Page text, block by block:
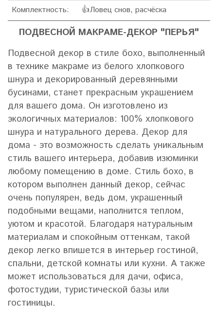
Комплектность: 👍Ловец снов, расчёска
ПОДВЕСНОЙ МАКРАМЕ-ДЕКОР "ПЕРЬЯ"
Подвесной декор в стиле бохо, выполненный
в технике макраме из белого хлопкового
шнура и декорированный деревянными
бусинами, станет прекрасным украшением
для вашего дома. Он изготовлено из
экологичных материалов: 100% хлопкового
шнура и натурального дерева. Декор для
дома - это возможность сделать уникальным
стиль вашего интерьера, добавив изюминки
любому помещению в доме. Стиль бохо, в
котором выполнен данный декор, сейчас
очень популярен, ведь дом, украшенный
подобными вещами, наполнится теплом,
уютом и красотой. Благодаря натуральным
материалам и спокойным оттенкам, такой
декор легко впишется в интерьер гостиной,
спальни, детской комнаты или кухни. А также
может использоваться для дачи, офиса,
фотостудии, туристической базы или
гостиницы.